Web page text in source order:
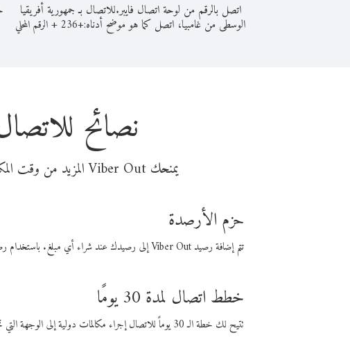
اتصل بالرقم من لوحة اتصال فايبر.للاتصال بـ جمهورية أفريقيا
الوسطى من غامبيا، اتصل كما هو موضح أدناه:+
236
+الرقم المحلي
نصائح
يمنحك Viber Out المزيد من وقت المكالمة مقابل تكلفة أقل من المال. اختر من أحد خيارات الاتصال المرنة ذات السعر المنخفض:
حزم الأرصدة
تتم إضافة رصيد Viber Out إلى رصيدك عند شراء أي مبلغ. باستخدام رصيدك، يمكنك إجراء مكالمات إلى أي رقم في العالم بأسعار فايبر المنخفضة.
خطط اتصال لمدة 30 يومًا
تتيح لك خطة الـ 30 يوماً للاتصال إجراء مكالمات دولية إلى الوجهة التي تختارها لمدة 30 يوماً بأسعار فايبر المنخفضة.